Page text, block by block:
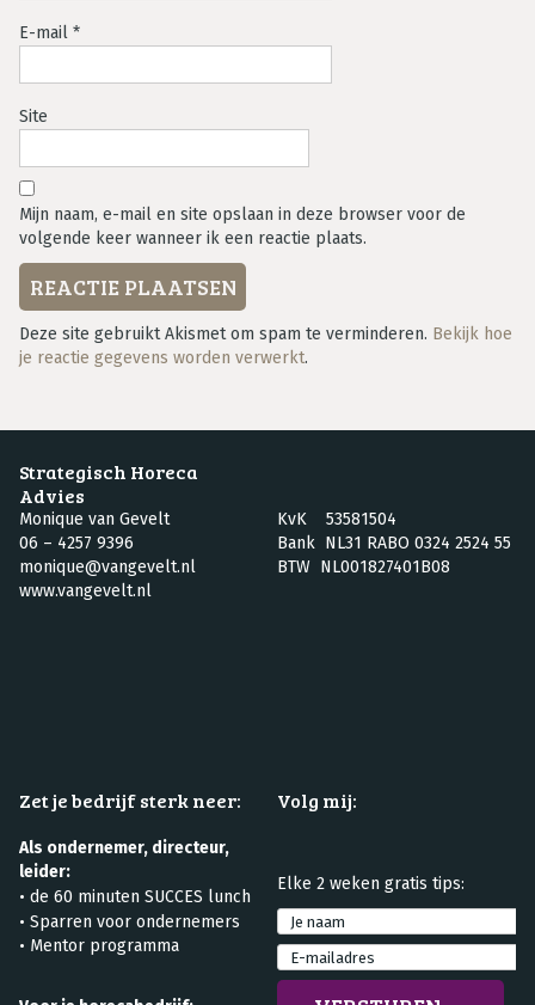
E-mail *
Site
Mijn naam, e-mail en site opslaan in deze browser voor de
volgende keer wanneer ik een reactie plaats.
Deze site gebruikt Akismet om spam te verminderen. Bekijk hoe
je reactie gegevens worden verwerkt.
Strategisch Horeca
Advies
Monique van Gevelt
06 – 4257 9396
monique@vangevelt.nl
www.vangevelt.nl
KvK 53581504
Bank NL31 RABO 0324 2524 55
BTW NL001827401B08
Zet je bedrijf sterk neer:
Als ondernemer, directeur,
leider:
• de 60 minuten SUCCES lunch
• Sparren voor ondernemers
• Mentor programma
Volg mij:
Elke 2 weken gratis tips: